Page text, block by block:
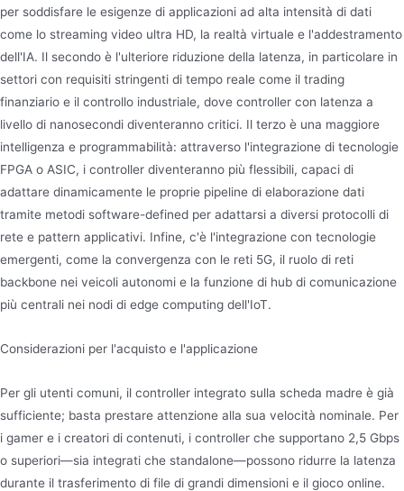
per soddisfare le esigenze di applicazioni ad alta intensità di dati
come lo streaming video ultra HD, la realtà virtuale e l'addestramento
dell'IA. Il secondo è l'ulteriore riduzione della latenza, in particolare in
settori con requisiti stringenti di tempo reale come il trading
finanziario e il controllo industriale, dove controller con latenza a
livello di nanosecondi diventeranno critici. Il terzo è una maggiore
intelligenza e programmabilità: attraverso l'integrazione di tecnologie
FPGA o ASIC, i controller diventeranno più flessibili, capaci di
adattare dinamicamente le proprie pipeline di elaborazione dati
tramite metodi software-defined per adattarsi a diversi protocolli di
rete e pattern applicativi. Infine, c'è l'integrazione con tecnologie
emergenti, come la convergenza con le reti 5G, il ruolo di reti
backbone nei veicoli autonomi e la funzione di hub di comunicazione
più centrali nei nodi di edge computing dell'IoT.
Considerazioni per l'acquisto e l'applicazione
Per gli utenti comuni, il controller integrato sulla scheda madre è già
sufficiente; basta prestare attenzione alla sua velocità nominale. Per
i gamer e i creatori di contenuti, i controller che supportano 2,5 Gbps
o superiori—sia integrati che standalone—possono ridurre la latenza
durante il trasferimento di file di grandi dimensioni e il gioco online.